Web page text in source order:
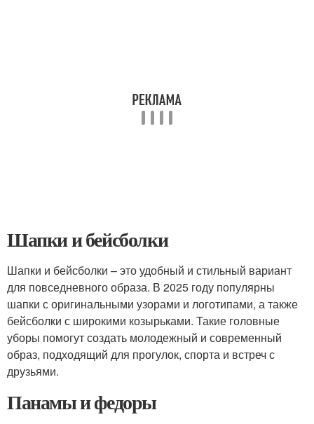
Шапки и бейсболки
Шапки и бейсболки – это удобный и стильный вариант
для повседневного образа. В 2025 году популярны
шапки с оригинальными узорами и логотипами, а также
бейсболки с широкими козырьками. Такие головные
уборы помогут создать молодежный и современный
образ, подходящий для прогулок, спорта и встреч с
друзьями.
Панамы и федоры